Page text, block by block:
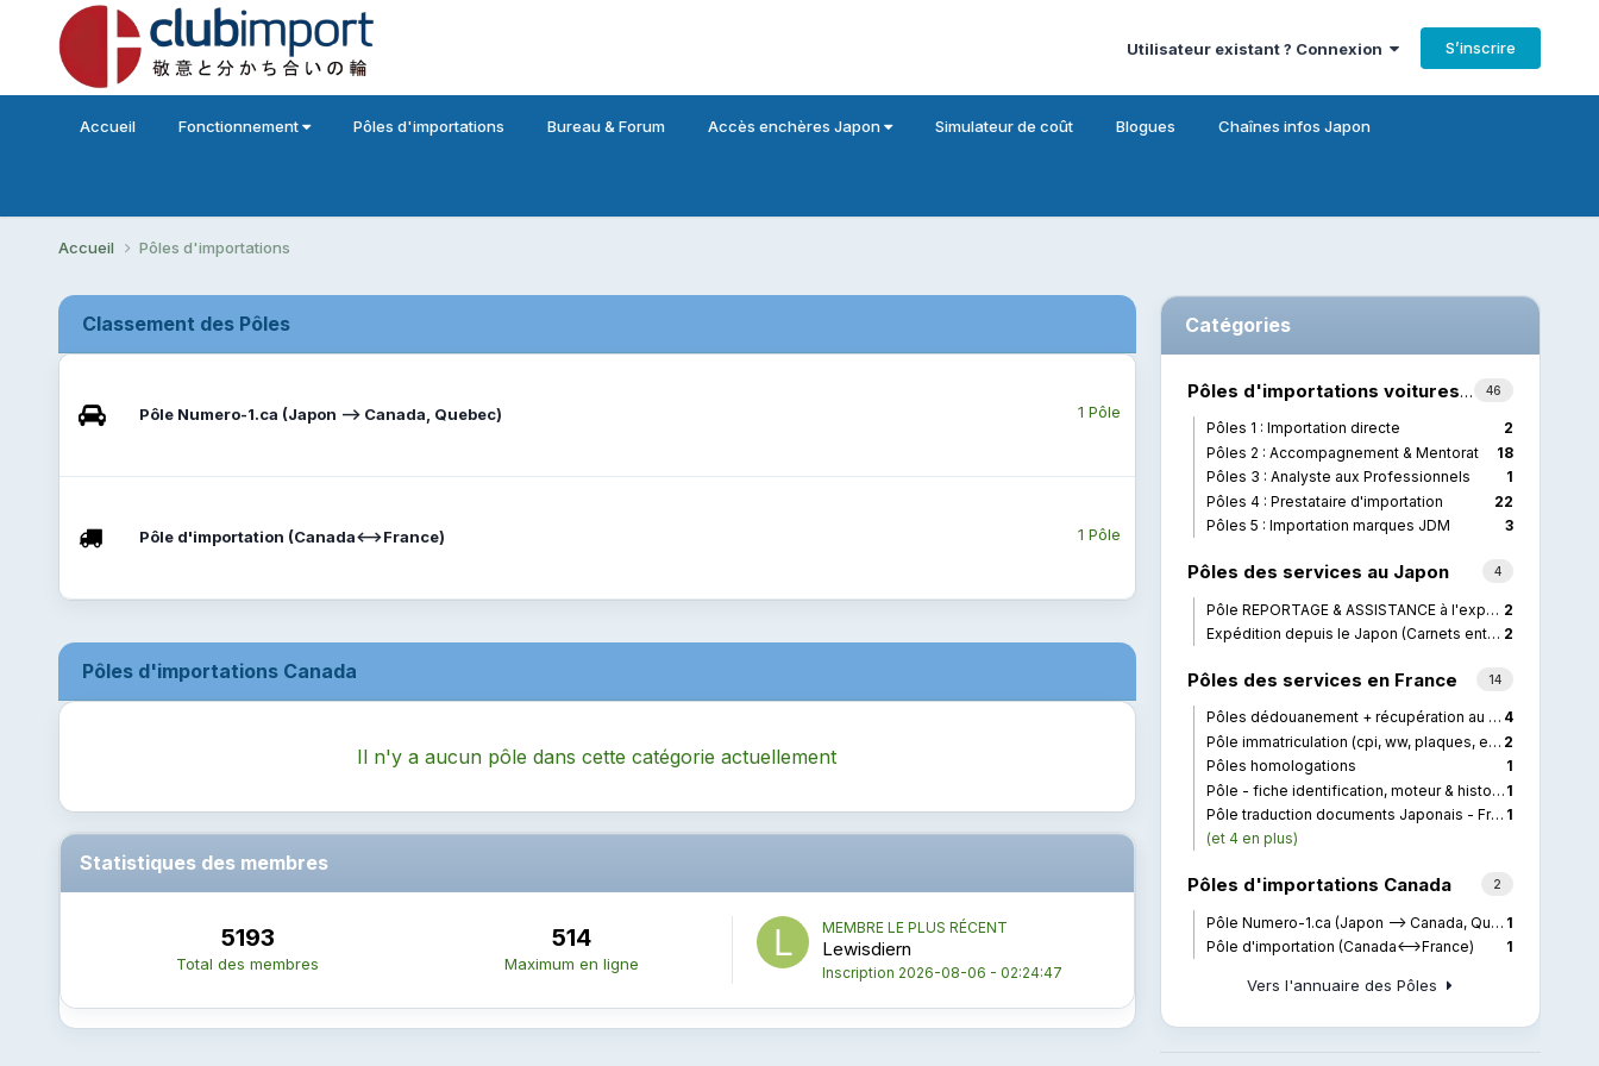
Utilisateur existant ? Connexion S’inscrire
Accueil Fonctionnement Pôles d'importations Bureau & Forum Accès enchères Japon Simulateur de coût Blogues Chaînes infos Japon
Accueil Pôles d'importations
Classement des Pôles
Pôle Numero-1.ca (Japon --> Canada, Quebec) 1 Pôle
Pôle d'importation (Canada<-->France) 1 Pôle
Pôles d'importations Canada
Il n'y a aucun pôle dans cette catégorie actuellement
Statistiques des membres
5193
Total des membres
514
Maximum en ligne
MEMBRE LE PLUS RÉCENT
Lewisdiern
Inscription 2026-08-06 - 02:24:47
Catégories
46
Pôles d'importations voitures (Japon --> France)
2
Pôles 1 : Importation directe
18
Pôles 2 : Accompagnement & Mentorat
1
Pôles 3 : Analyste aux Professionnels
22
Pôles 4 : Prestataire d'importation
3
Pôles 5 : Importation marques JDM
4
Pôles des services au Japon
2
Pôle REPORTAGE & ASSISTANCE à l'export - Japon
2
Expédition depuis le Japon (Carnets entretients, double de clé, pièces..)
14
Pôles des services en France
4
Pôles dédouanement + récupération au port + transport
2
Pôle immatriculation (cpi, ww, plaques, etc..)
1
Pôles homologations
1
Pôle - fiche identification, moteur & historique BMW
1
Pôle traduction documents Japonais - Français
(et 4 en plus)
2
Pôles d'importations Canada
1
Pôle Numero-1.ca (Japon --> Canada, Quebec)
1
Pôle d'importation (Canada<-->France)
Vers l'annuaire des Pôles